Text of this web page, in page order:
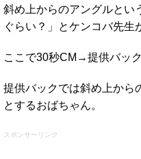
斜め上からのアングルとい
ぐらい？」とケンコバ先生
ここで30秒CM→提供バッ
提供バックでは斜め上から
とするおばちゃん。
スポンサーリンク